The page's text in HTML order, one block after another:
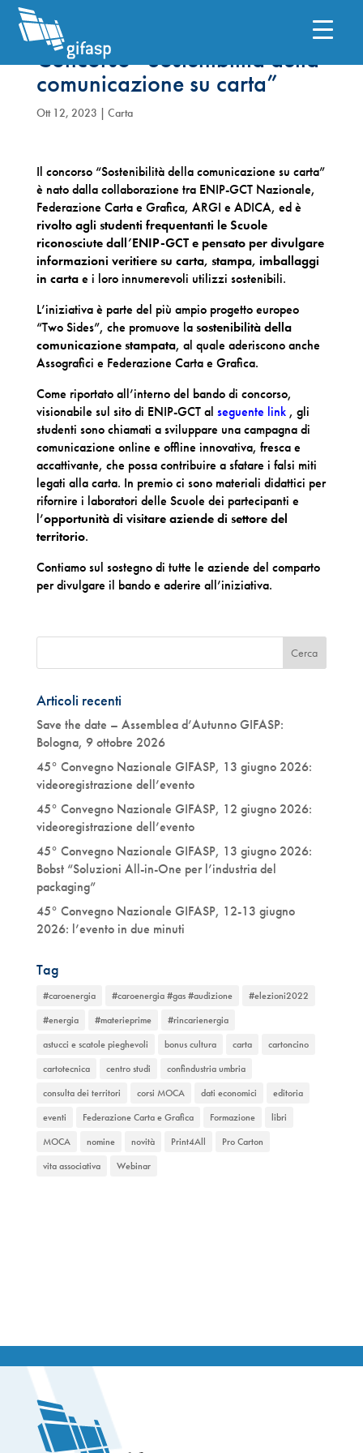
Concorso “Sostenibilità della
comunicazione su carta”
Ott 12, 2023 | Carta
Il concorso “Sostenibilità della comunicazione su carta”
è nato dalla collaborazione tra ENIP-GCT Nazionale,
Federazione Carta e Grafica, ARGI e ADICA, ed è
rivolto agli studenti frequentanti le Scuole
riconosciute dall’ENIP-GCT e pensato per divulgare
informazioni veritiere su carta, stampa, imballaggi
in cartae i loro innumerevoli utilizzi sostenibili.
L’iniziativa è parte del più ampio progetto europeo
“Two Sides”, che promuove lasostenibilità della
comunicazione stampata, al quale aderiscono anche
Assografici e Federazione Carta e Grafica.
Come riportato all’interno del bando di concorso,
visionabile sul sito di ENIP-GCT al seguente link, gli
studenti sono chiamati a sviluppare una campagna di
comunicazione online e offline innovativa, fresca e
accattivante, che possa contribuire a sfatare i falsi miti
legati alla carta. In premio ci sono materiali didattici per
rifornire i laboratori delle Scuole dei partecipanti e
l’opportunità di visitare aziende di settore del
territorio.
Contiamo sul sostegno di tutte le aziende del comparto
per divulgare il bando e aderire all’iniziativa.
Articoli recenti
Save the date – Assemblea d’Autunno GIFASP:
Bologna, 9 ottobre 2026
45° Convegno Nazionale GIFASP, 13 giugno 2026:
videoregistrazione dell’evento
45° Convegno Nazionale GIFASP, 12 giugno 2026:
videoregistrazione dell’evento
45° Convegno Nazionale GIFASP, 13 giugno 2026:
Bobst “Soluzioni All-in-One per l’industria del
packaging”
45° Convegno Nazionale GIFASP, 12-13 giugno
2026: l’evento in due minuti
Tag
#caroenergia #caroenergia #gas #audizione
#elezioni2022
#energia
#materieprime
#rincarienergia
astucci e scatole pieghevoli
bonus cultura carta
cartoncino
cartotecnica
centro studi
confindustria umbria
consulta dei territori
corsi MOCA dati economici
editoria
eventi
Federazione Carta e Grafica Formazione
libri
MOCA
nomine novità Print4All
Pro Carton
vita associativa
Webinar